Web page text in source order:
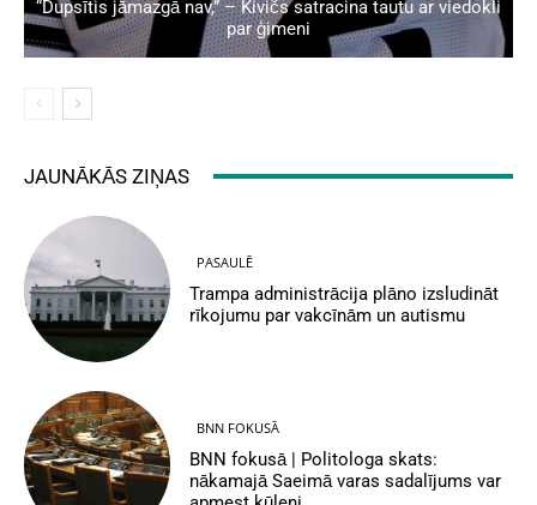
“Dupsītis jāmazgā nav,” – Kivičs satracina tautu ar viedokli
par ģimeni
JAUNĀKĀS ZIŅAS
PASAULĒ
Trampa administrācija plāno izsludināt
rīkojumu par vakcīnām un autismu
BNN FOKUSĀ
BNN fokusā | Politologa skats:
nākamajā Saeimā varas sadalījums var